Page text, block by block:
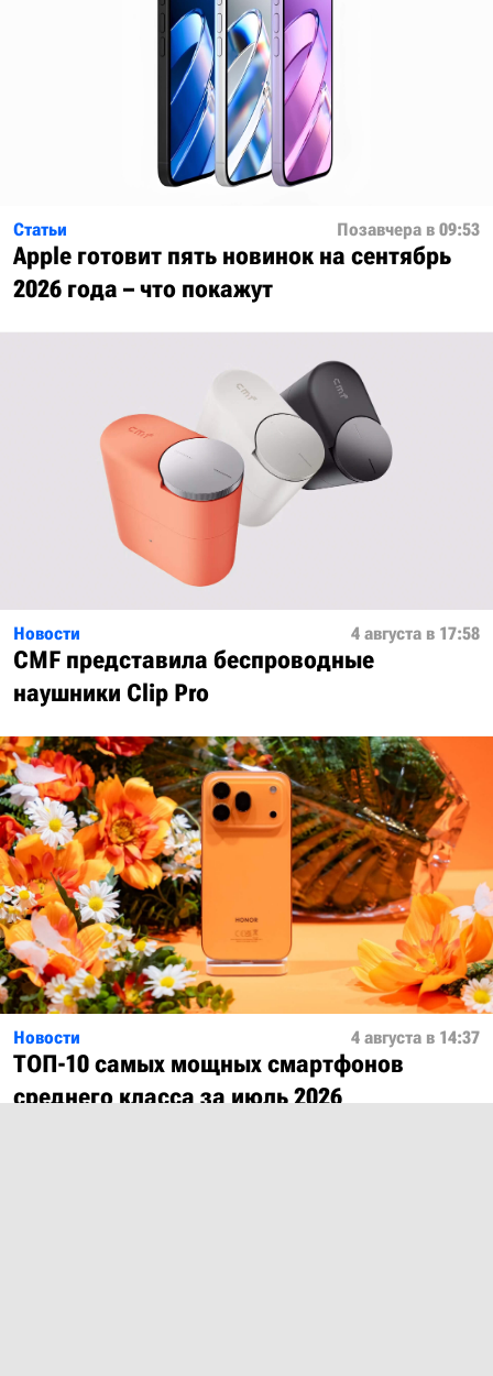
Статьи Позавчера в 09:53
Apple готовит пять новинок на сентябрь
2026 года – что покажут
Новости 4 августа в 17:58
CMF представила беспроводные
наушники Clip Pro
Новости 4 августа в 14:37
ТОП-10 самых мощных смартфонов
среднего класса за июль 2026